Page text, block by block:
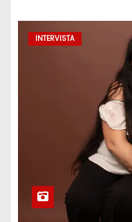
INTERVISTA